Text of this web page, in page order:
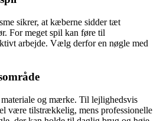
sikrer, at kæberne sidder tæt
For meget spil kan føre til
arbejde. Vælg derfor en nøgle med
og mærke. Til lejlighedsvis
være tilstrækkelig, mens professionelle